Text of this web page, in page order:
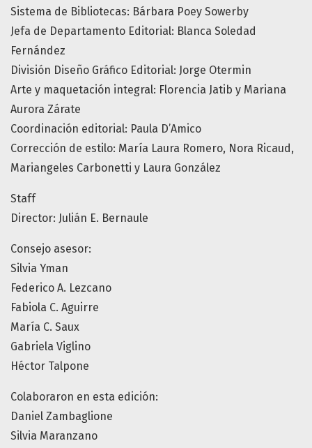
Sistema de Bibliotecas: Bárbara Poey Sowerby
Jefa de Departamento Editorial: Blanca Soledad
Fernández
División Diseño Gráfico Editorial: Jorge Otermin
Arte y maquetación integral: Florencia Jatib y Mariana
Aurora Zárate
Coordinación editorial: Paula D’Amico
Corrección de estilo: María Laura Romero, Nora Ricaud,
Mariangeles Carbonetti y Laura González
Staff
Director: Julián E. Bernaule
Consejo asesor:
Silvia Yman
Federico A. Lezcano
Fabiola C. Aguirre
María C. Saux
Gabriela Viglino
Héctor Talpone
Colaboraron en esta edición:
Daniel Zambaglione
Silvia Maranzano